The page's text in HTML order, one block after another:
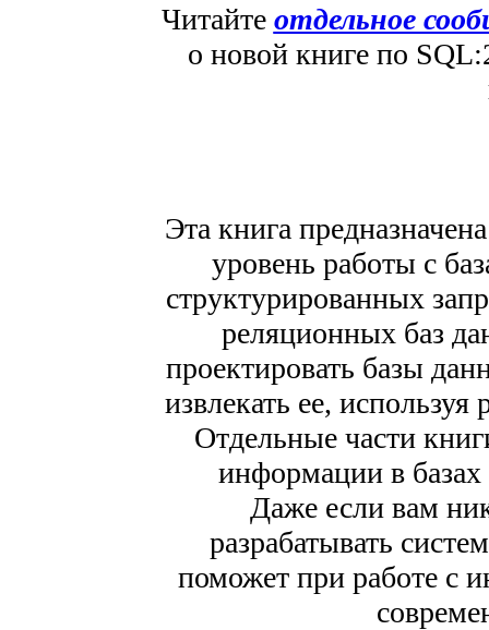
Читайте отдельное
о новой книге по
Эта книга
уровень работы с
структурированных
реляционных баз
проектировать базы
извлекать ее,
Отдельные части
информации в
Даже если вам
разрабатывать
поможет при работе с